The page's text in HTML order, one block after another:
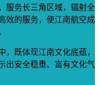
服务长三角区域，辐射全
效的服务，使江南航空成
，既体现江南文化底蕴，
出安全稳重、富有文化气